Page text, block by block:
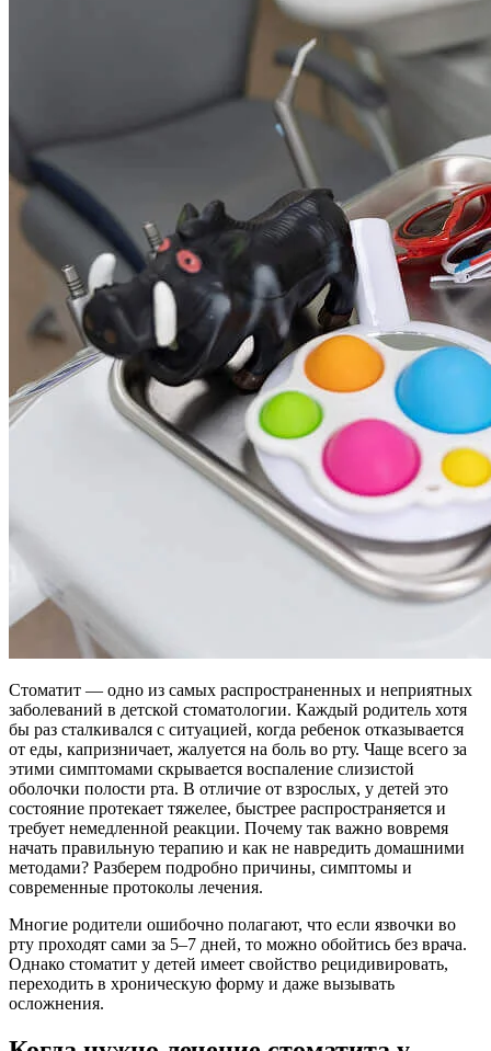
Стоматит — одно из самых распространенных и неприятных
заболеваний в детской стоматологии. Каждый родитель хотя
бы раз сталкивался с ситуацией, когда ребенок отказывается
от еды, капризничает, жалуется на боль во рту. Чаще всего за
этими симптомами скрывается воспаление слизистой
оболочки полости рта. В отличие от взрослых, у детей это
состояние протекает тяжелее, быстрее распространяется и
требует немедленной реакции. Почему так важно вовремя
начать правильную терапию и как не навредить домашними
методами? Разберем подробно причины, симптомы и
современные протоколы лечения.
Многие родители ошибочно полагают, что если язвочки во
рту проходят сами за 5–7 дней, то можно обойтись без врача.
Однако стоматит у детей имеет свойство рецидивировать,
переходить в хроническую форму и даже вызывать
осложнения.